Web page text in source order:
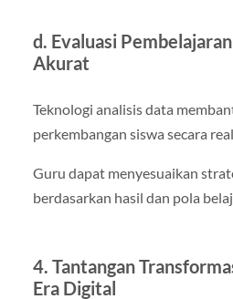
d. Evaluasi
Akurat
Teknologi analisis data
perkembangan siswa secara
Guru dapat menyesuaikan
berdasarkan hasil dan pola
4. Tantangan
Era Digital